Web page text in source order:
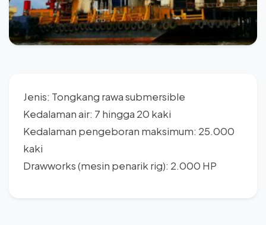
Jenis: Tongkang rawa submersible
Kedalaman air: 7 hingga 20 kaki
Kedalaman pengeboran maksimum: 25.000
kaki
Drawworks (mesin penarik rig): 2.000 HP